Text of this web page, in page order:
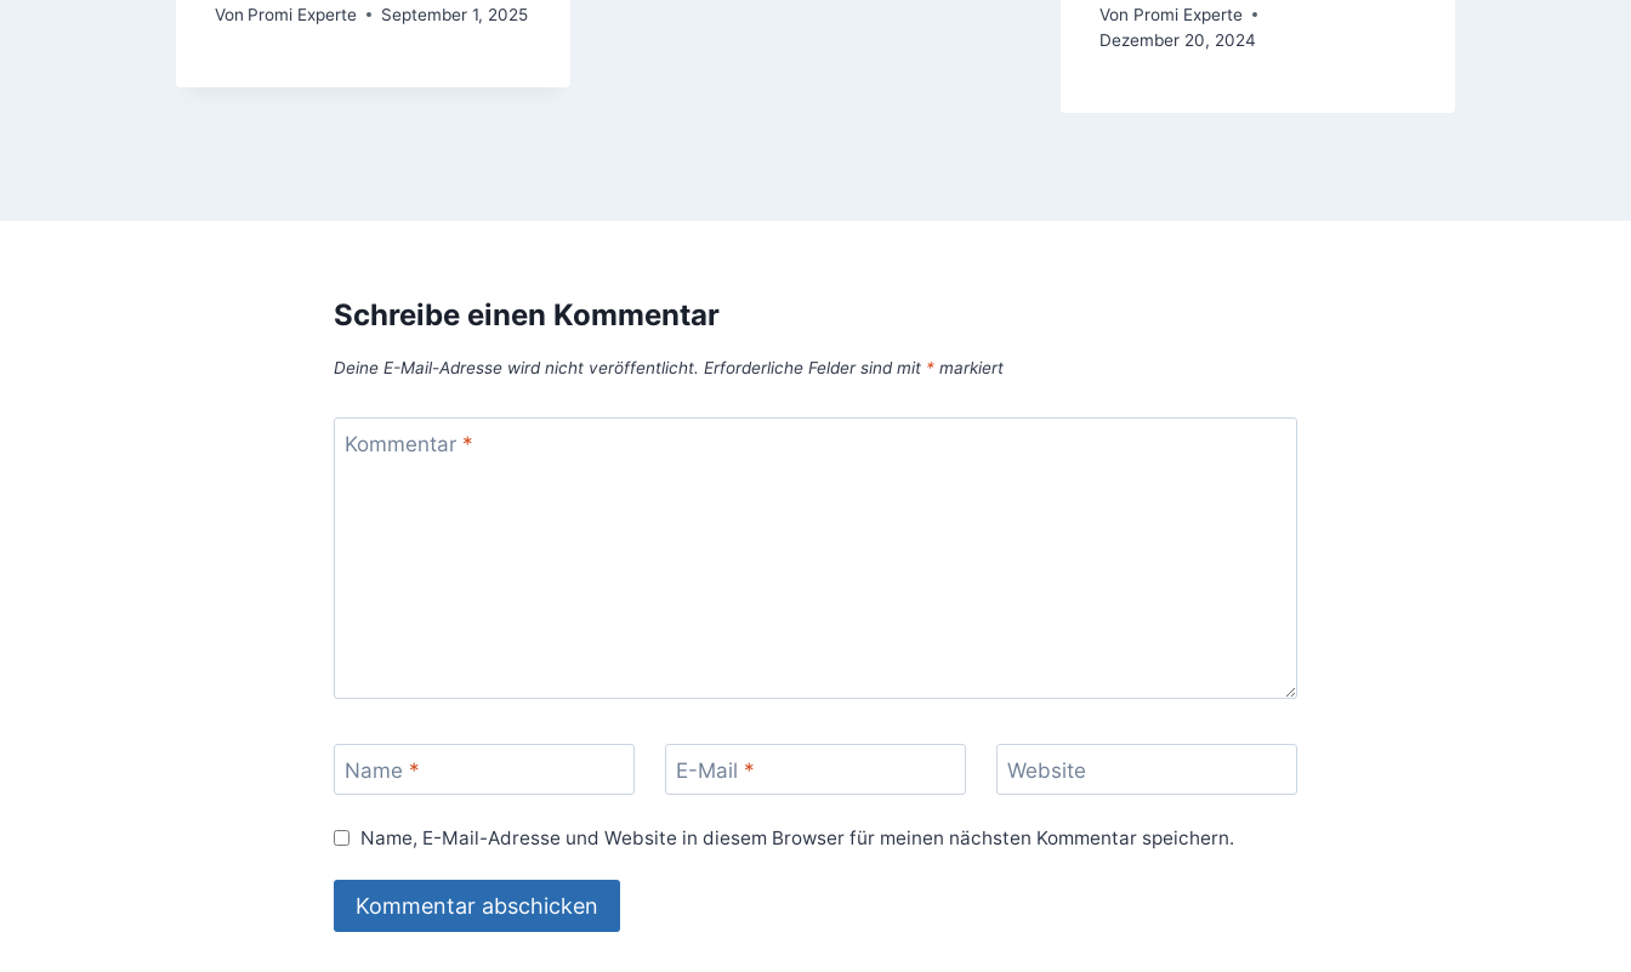
Von Promi Experte September 1, 2025 Von Promi Experte
Dezember 20, 2024
Schreibe einen Kommentar
Deine E-Mail-Adresse wird nicht veröffentlicht. Erforderliche Felder sind mit * markiert
Kommentar *
Name * E-Mail * Website
Name, E-Mail-Adresse und Website in diesem Browser für meinen nächsten Kommentar speichern.